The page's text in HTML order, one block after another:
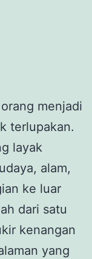
menjadi
terlupakan.
layak
alam,
ke luar
dari satu
kenangan
yang